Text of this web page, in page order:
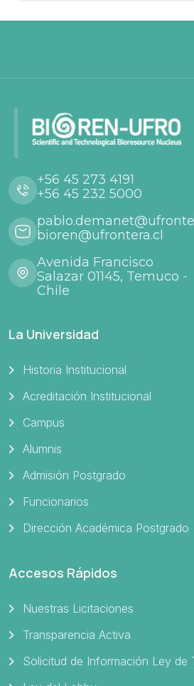
+56 45 273 4191
+56 45 232 5000
bioren@ufrontera.cl
Avenida Francisco
Salazar 01145, Temuco -
Chile
La Universidad
Historia Institucional
Acreditación Institucional
Campus
Alumnis
Admisión Postgrado
Funcionarios
Dirección Académica Postgrado
Accesos Rápidos
Nuestras Licitaciones
Transparencia Activa
Solicitud de Información Ley de